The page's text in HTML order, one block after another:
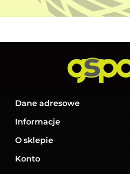
Dane adresowe
Informacje
O sklepie
Konto